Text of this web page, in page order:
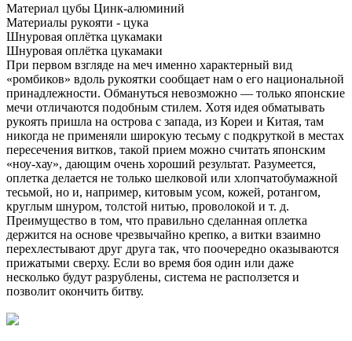
Материал цубы Цинк-алюминий
Материалы рукояти - цука
Шнуровая оплётка цукамаки
Шнуровая оплётка цукамаки
При первом взгляде на меч именно характерный вид
«ромбиков» вдоль рукоятки сообщает нам о его национальной
принадлежности. Обмануться невозможно — только японские
мечи отличаются подобным стилем. Хотя идея обматывать
рукоять пришла на острова с запада, из Кореи и Китая, там
никогда не применяли широкую тесьму с подкруткой в местах
пересечения витков, такой прием можно считать японским
«ноу-хау», дающим очень хороший результат. Разумеется,
оплетка делается не только шелковой или хлопчатобумажной
тесьмой, но и, например, китовым усом, кожей, ротангом,
круглым шнуром, толстой нитью, проволокой и т. д.
Преимущество в том, что правильно сделанная оплетка
держится на основе чрезвычайно крепко, а витки взаимно
перехлестывают друг друга так, что поочередно оказываются
прижатыми сверху. Если во время боя один или даже
несколько будут разрублены, система не расползется и
позволит окончить битву.